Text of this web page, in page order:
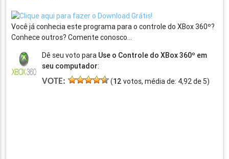
Você já conhecia este programa para o controle do XBox 360º?
Conhece outros? Comente conosco…
Dê seu voto para Use o Controle do XBox 360º em
seu computador:
VOTE: (12 votos, média de: 4,92de 5)